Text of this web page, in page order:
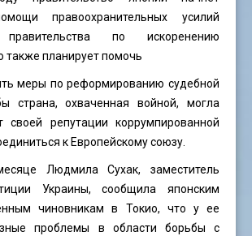
правоохранительных усилий
правительства по искоренению
также планирует помочь
меры по реформированию судебной
страна, охваченная войной, могла
своей репутации коррумпированной
к Европейскому союзу.
Людмила Сухак, заместитель
Украины, сообщила японским
чиновникам в Токио, что у ее
проблемы в области борьбы с